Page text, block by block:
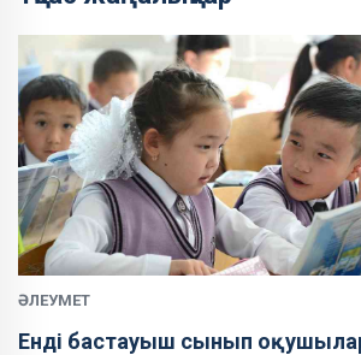
ӘЛЕУМЕТ
Енді бастауыш сынып